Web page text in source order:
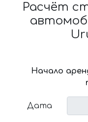
Расчёт
Начало
Дата